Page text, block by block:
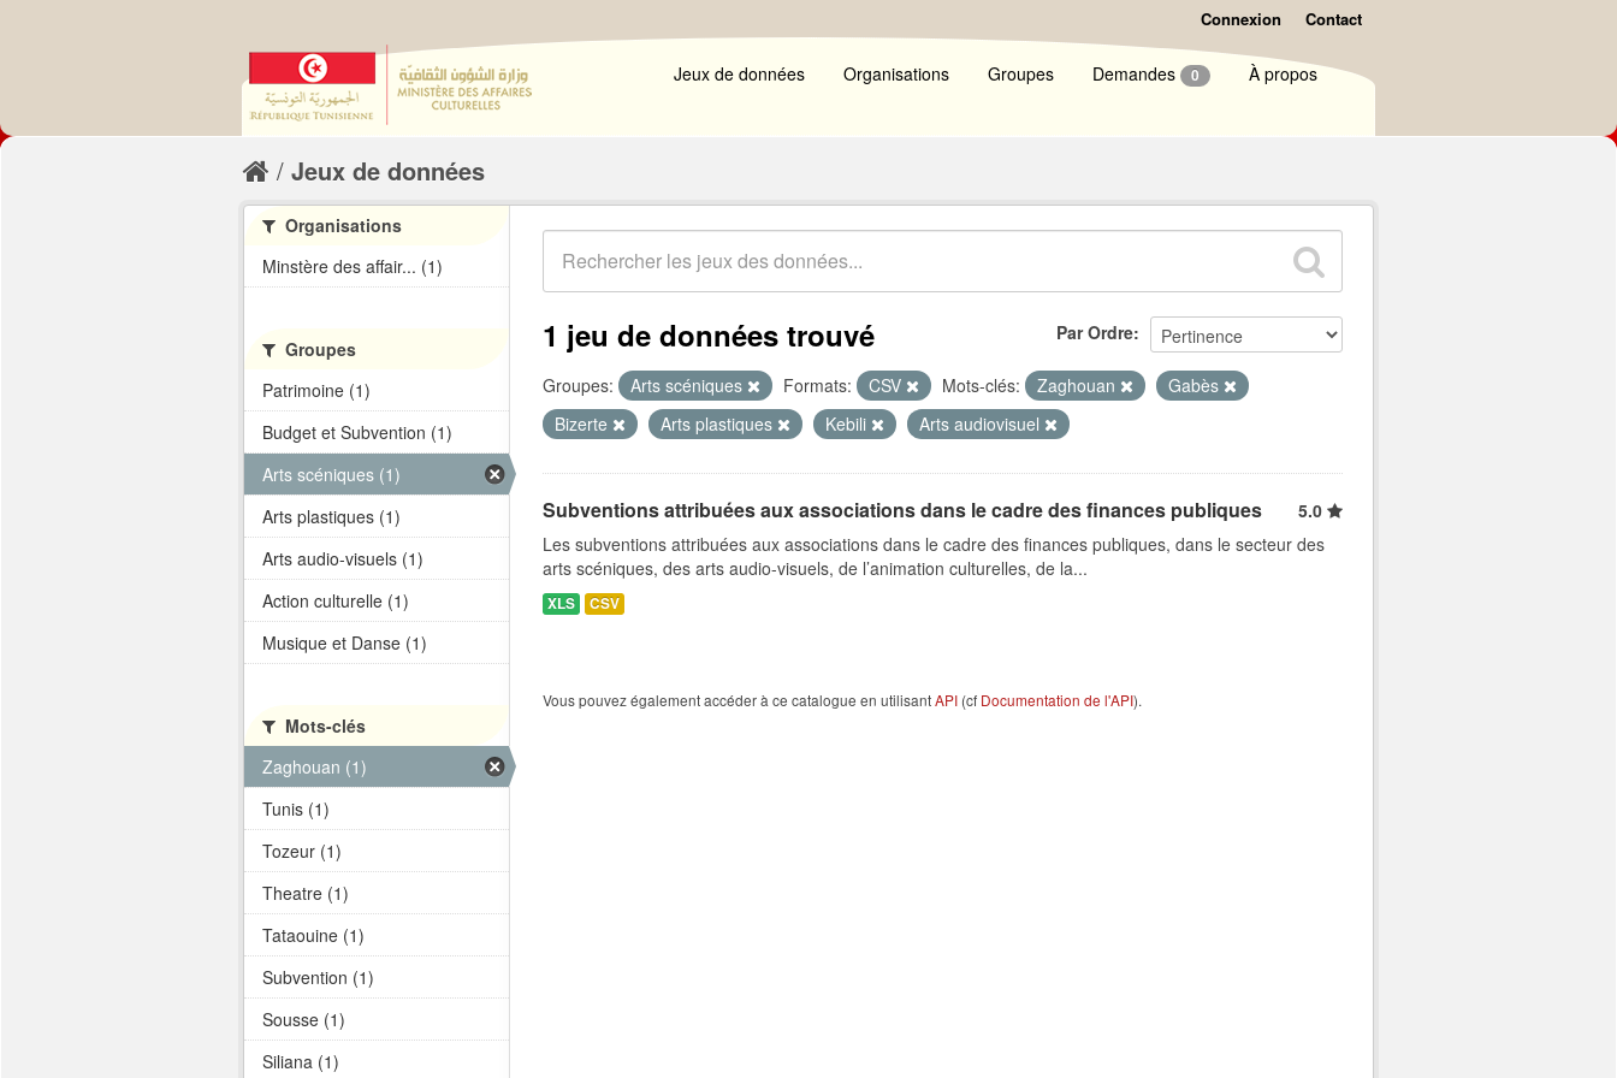
Connexion Contact
Jeux de données Organisations Groupes Demandes 0 À propos
Jeux de données
Par Ordre
1 jeu de données trouvé
Groupes: Arts scéniques Formats: CSV Mots-clés: Zaghouan
Gabès
Bizerte
Arts plastiques Kebili Arts audiovisuel
Subventions attribuées aux associations dans le cadre des finances publiques
5.0
Les subventions attribuées aux associations dans le cadre des finances publiques, dans le secteur des
arts scéniques, des arts audio-visuels, de l’animation culturelles, de la...
XLS CSV
Vous pouvez également accéder à ce catalogue en utilisantAPI (cf Documentation de l'API).
Organisations
Minstère des affair... (1)
Groupes
Patrimoine (1)
Budget et Subvention (1)
Arts scéniques (1)
Arts plastiques (1)
Arts audio-visuels (1)
Action culturelle (1)
Musique et Danse (1)
Mots-clés
Zaghouan (1)
Tunis (1)
Tozeur (1)
Theatre (1)
Tataouine (1)
Subvention (1)
Sousse (1)
Siliana (1)